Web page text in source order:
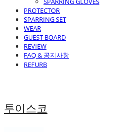
PROTECTOR
SPARRING SET
WEAR
GUEST BOARD
REVIEW
FAQ & 공지사항
REFURB
투이스코